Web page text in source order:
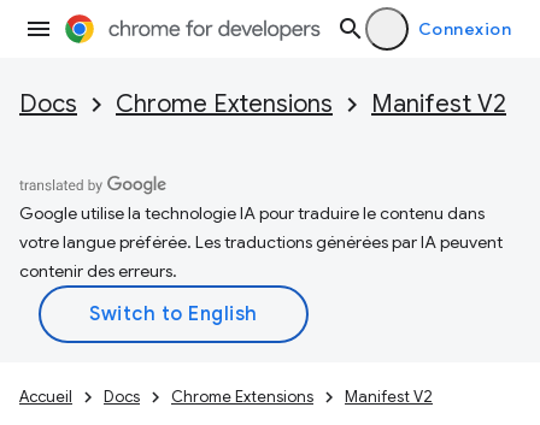
Connexion
Docs Chrome Extensions Manifest V2
Google utilise la technologie IA pour traduire le contenu dans
votre langue préférée. Les traductions générées par IA peuvent
contenir des erreurs.
Accueil Docs Chrome Extensions Manifest V2